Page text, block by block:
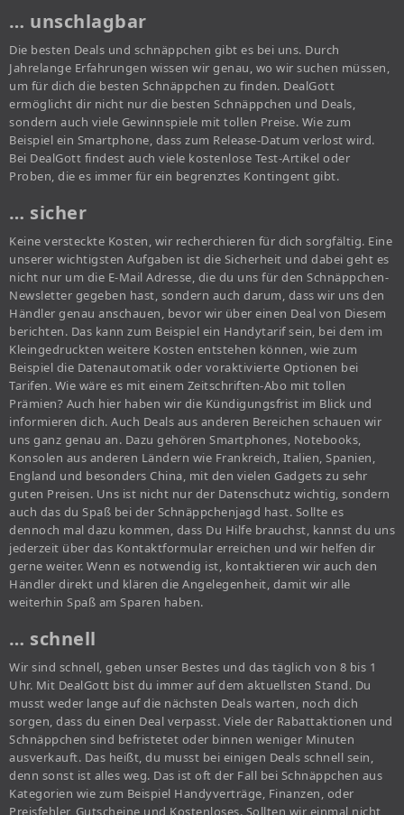
… unschlagbar
Die besten Deals und schnäppchen gibt es bei uns. Durch
Jahrelange Erfahrungen wissen wir genau, wo wir suchen müssen,
um für dich die besten Schnäppchen zu finden. DealGott
ermöglicht dir nicht nur die besten Schnäppchen und Deals,
sondern auch viele Gewinnspiele mit tollen Preise. Wie zum
Beispiel ein Smartphone, dass zum Release-Datum verlost wird.
Bei DealGott findest auch viele kostenlose Test-Artikel oder
Proben, die es immer für ein begrenztes Kontingent gibt.
… sicher
Keine versteckte Kosten, wir recherchieren für dich sorgfältig. Eine
unserer wichtigsten Aufgaben ist die Sicherheit und dabei geht es
nicht nur um die E-Mail Adresse, die du uns für den Schnäppchen-
Newsletter gegeben hast, sondern auch darum, dass wir uns den
Händler genau anschauen, bevor wir über einen Deal von Diesem
berichten. Das kann zum Beispiel ein Handytarif sein, bei dem im
Kleingedruckten weitere Kosten entstehen können, wie zum
Beispiel die Datenautomatik oder voraktivierte Optionen bei
Tarifen. Wie wäre es mit einem Zeitschriften-Abo mit tollen
Prämien? Auch hier haben wir die Kündigungsfrist im Blick und
informieren dich. Auch Deals aus anderen Bereichen schauen wir
uns ganz genau an. Dazu gehören Smartphones, Notebooks,
Konsolen aus anderen Ländern wie Frankreich, Italien, Spanien,
England und besonders China, mit den vielen Gadgets zu sehr
guten Preisen. Uns ist nicht nur der Datenschutz wichtig, sondern
auch das du Spaß bei der Schnäppchenjagd hast. Sollte es
dennoch mal dazu kommen, dass Du Hilfe brauchst, kannst du uns
jederzeit über das Kontaktformular erreichen und wir helfen dir
gerne weiter. Wenn es notwendig ist, kontaktieren wir auch den
Händler direkt und klären die Angelegenheit, damit wir alle
weiterhin Spaß am Sparen haben.
… schnell
Wir sind schnell, geben unser Bestes und das täglich von 8 bis 1
Uhr. Mit DealGott bist du immer auf dem aktuellsten Stand. Du
musst weder lange auf die nächsten Deals warten, noch dich
sorgen, dass du einen Deal verpasst. Viele der Rabattaktionen und
Schnäppchen sind befristetet oder binnen weniger Minuten
ausverkauft. Das heißt, du musst bei einigen Deals schnell sein,
denn sonst ist alles weg. Das ist oft der Fall bei Schnäppchen aus
Kategorien wie zum Beispiel Handyverträge, Finanzen, oder
Preisfehler, Gutscheine und Kostenloses. Sollten wir einmal nicht